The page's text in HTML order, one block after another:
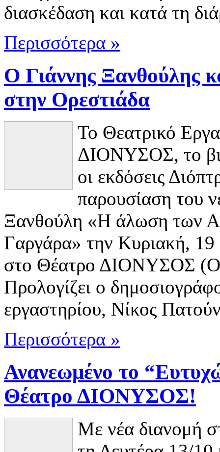
διασκέδαση και κατά τη
Περισσότερα »
Ο Γιάννης Ξανθούλης
στην Ορεστιάδα
Το Θεατρικό
ΔΙΟΝΥΣΟΣ, το
οι εκδόσεις
παρουσίαση του
Ξανθούλη «Η άλωση των
Γαργάρα» την Κυριακή,
στο Θέατρο ΔΙΟΝΥΣΟΣ
Προλογίζει ο
εργαστηρίου, Νίκος
Περισσότερα »
Ανανεωμένο το
Θέατρο ΔΙΟΝΥΣΟΣ!
Με νέα διανομή